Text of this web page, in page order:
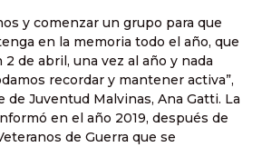
y comenzar un grupo para que
en la memoria todo el año, que
de abril, una vez al año y nada
recordar y mantener activa”,
Juventud Malvinas, Ana Gatti. La
en el año 2019, después de
de Guerra que se